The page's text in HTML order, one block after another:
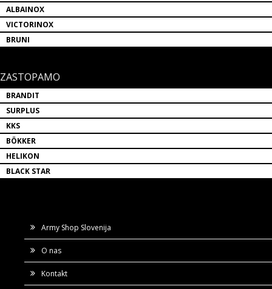
ALBAINOX
VICTORINOX
BRUNI
ZASTOPAMO
BRANDIT
SURPLUS
KKS
BÖKKER
HELIKON
BLACK STAR
Army Shop Slovenija
O nas
Kontakt